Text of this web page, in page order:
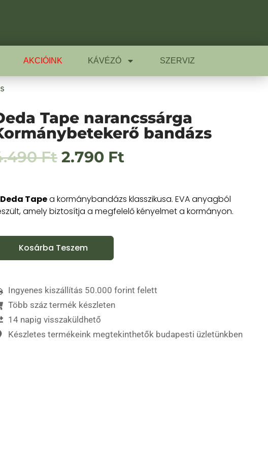
AKCIÓINK KÁVÉZÓ SZERVIZ
Tape narancssárga
bandázs
Ft 2.790 Ft
Deda Tapea kormánybandázs klasszikusa. EVA anyagból
amely biztosítja a megfelelő kényelmet a kormányon.
Kosárba Teszem
Ingyenes kiszállítás 50.000 forint felett
Több száz termék készleten
14 napig visszaküldhető
Készletes termékeink megtekinthetők budapesti üzletünkben